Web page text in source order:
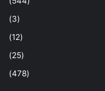
(3)
(12)
(25)
(478)